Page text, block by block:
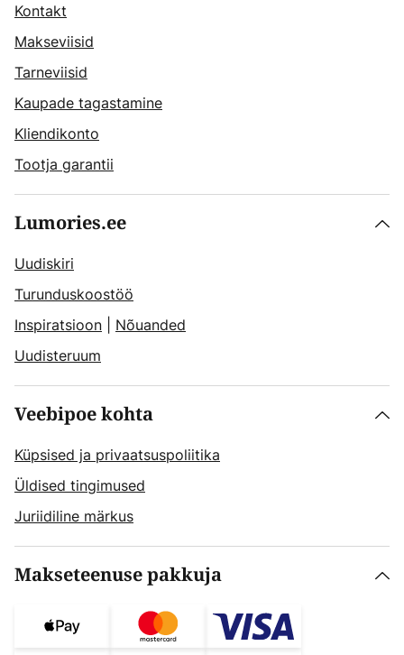
Kontakt
Makseviisid
Tarneviisid
Kaupade tagastamine
Kliendikonto
Tootja garantii
Lumories.ee
Uudiskiri
Turunduskoostöö
Inspiratsioon
Nõuanded
Uudisteruum
Veebipoe kohta
Küpsised ja privaatsuspoliitika
Üldised tingimused
Juriidiline märkus
Makseteenuse pakkuja